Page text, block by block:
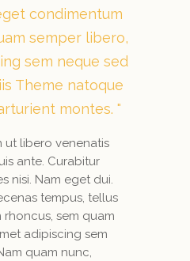
condimentum
semper libero,
sem neque sed
Theme natoque
montes.
ut libero venenatis
ante. Curabitur
nisi. Nam eget dui.
tempus, tellus
sem quam
adipiscing sem
quam nunc,